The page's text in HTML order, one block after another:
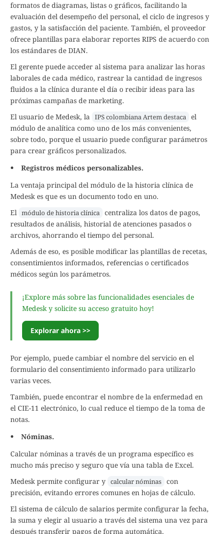
formatos de diagramas, listas o gráficos, facilitando la
evaluación del desempeño del personal, el ciclo de ingresos y
gastos, y la satisfacción del paciente. También, el proveedor
ofrece plantillas para elaborar reportes RIPS de acuerdo con
los estándares de DIAN.
El gerente puede acceder al sistema para analizar las horas
laborales de cada médico, rastrear la cantidad de ingresos
fluidos a la clínica durante el día o recibir ideas para las
próximas campañas de marketing.
El usuario de Medesk, la IPS colombiana Artem destaca el
módulo de analítica como uno de los más convenientes,
sobre todo, porque el usuario puede configurar parámetros
para crear gráficos personalizados.
Registros médicos personalizables.
La ventaja principal del módulo de la historia clínica de
Medesk es que es un documento todo en uno.
El módulo de historia clínica centraliza los datos de pagos,
resultados de análisis, historial de atenciones pasados o
archivos, ahorrando el tiempo del personal.
Además de eso, es posible modificar las plantillas de recetas,
consentimientos informados, referencias o certificados
médicos según los parámetros.
¡Explore más sobre las funcionalidades esenciales de
Medesk y solicite su acceso gratuito hoy!
Explorar ahora >>
Por ejemplo, puede cambiar el nombre del servicio en el
formulario del consentimiento informado para utilizarlo
varias veces.
También, puede encontrar el nombre de la enfermedad en
el CIE-11 electrónico, lo cual reduce el tiempo de la toma de
notas.
Nóminas.
Calcular nóminas a través de un programa específico es
mucho más preciso y seguro que vía una tabla de Excel.
Medesk permite configurar y calcular nóminas con
precisión, evitando errores comunes en hojas de cálculo.
El sistema de cálculo de salarios permite configurar la fecha,
la suma y elegir al usuario a través del sistema una vez para
después transferir pagos de forma automática.